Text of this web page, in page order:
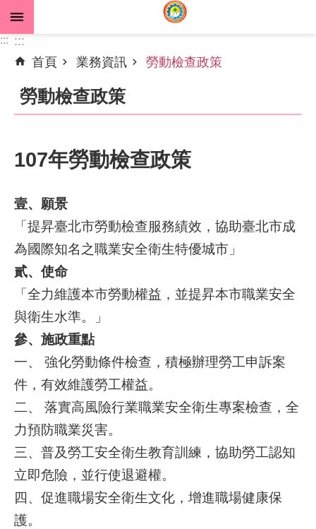
跳到主要內容區塊
進
搜
尋
告
資
訊
機
介
紹
業
務
資
線
上
務
聯
::: :::
首頁
業務資訊 勞動檢查政策
勞動檢查政策
107年勞動檢查政策
壹、願景
「提昇臺北市勞動檢查服務績效，協助臺北市成
為國際知名之職業安全衛生特優城市」
貳、使命
「全力維護本市勞動權益，並提昇本市職業安全
與衛生水準。」
參、施政重點
一、 強化勞動條件檢查，積極辦理勞工申訴案
件，有效維護勞工權益。
二、 落實高風險行業職業安全衛生專案檢查，全
力預防職業災害。
三、普及勞工安全衛生教育訓練，協助勞工認知
立即危險，並行使退避權。
四、促進職場安全衛生文化，增進職場健康保
護。